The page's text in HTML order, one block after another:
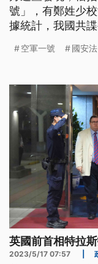
號」，有鄭姓少
據統計，我國共
（2022）年修法
空軍一號 國安法
英國前首相特拉
2023/5/17 07:57